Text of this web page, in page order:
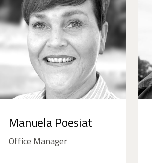
Manuela Poesiat
Office Manager